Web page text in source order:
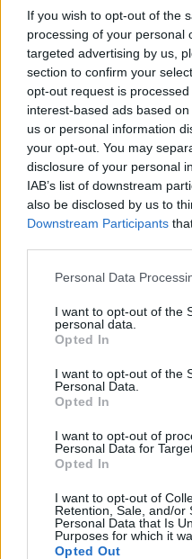
If you wish to opt-out of the
processing of your personal
targeted advertising by us,
section to confirm your
opt-out request is
interest-based ads based
us or personal information
your opt-out. You may
disclosure of your personal
IAB’s list of downstream
also be disclosed by us to
Downstream Participants
Personal Data
I want to opt-out of the
personal data.
Opted In
I want to opt-out of the
Personal Data.
Opted In
I want to opt-out of
Personal Data for
Opted In
I want to opt-out of
Retention, Sale, and/or
Personal Data that Is
Purposes for which it
Opted Out
2026. július 28., kedd
vandalizmus a
szobornál –
gyújtogatást